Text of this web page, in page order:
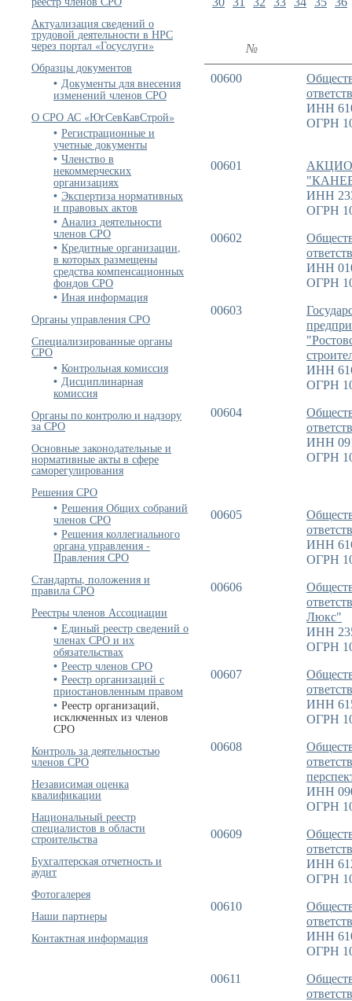
Актуализация сведений о
трудовой деятельности в НРС
через портал «Госуслуги»
Образцы документов
Документы для внесения
изменений членов СРО
О СРО АС «ЮгСевКавСтрой»
Регистрационные и
учетные документы
Членство в
некоммерческих
организациях
Экспертиза нормативных
и правовых актов
Анализ деятельности
членов СРО
Кредитные организации,
в которых размещены
средства компенсационных
фондов СРО
Иная информация
Органы управления СРО
Специализированные органы
СРО
Контрольная комиссия
Дисциплинарная
комиссия
Органы по контролю и надзору
за СРО
Основные законодательные и
нормативные акты в сфере
саморегулирования
Решения СРО
Решения Общих собраний
членов СРО
Решения коллегиального
органа управления -
Правления СРО
Стандарты, положения и
правила СРО
Реестры членов Ассоциации
Единый реестр сведений о
членах СРО и их
обязательствах
Реестр членов СРО
Реестр организаций с
приостановленным правом
Реестр организаций,
исключенных из членов
СРО
Контроль за деятельностью
членов СРО
Независимая оценка
квалификации
Национальный реестр
специалистов в области
строительства
Бухгалтерская отчетность и
аудит
Фотогалерея
Наши партнеры
Контактная информация
№
00600
ИНН
ОГРН
00601
ИНН
ОГРН
00602
ИНН
ОГРН
00603
ИНН
ОГРН
00604
ИНН
ОГРН
00605
ИНН
ОГРН
00606
Люкс"
ИНН
ОГРН
00607
ИНН
ОГРН
00608
ИНН
ОГРН
00609
ИНН
ОГРН
00610
ИНН
ОГРН
00611